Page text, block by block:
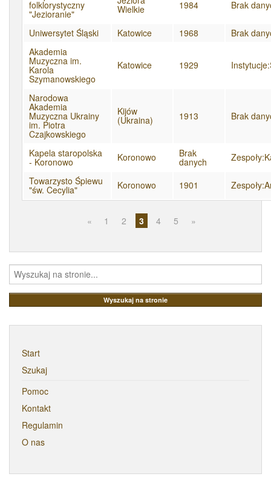
folklorystyczny
"Jezioranie" Wielkie 1984 Brak
Uniwersytet Śląski Katowice 1968
Brak
Akademia
Muzyczna im.
Karola
Szymanowskiego
Katowice 1929
Narodowa
Akademia
Muzyczna Ukrainy
im. Piotra
Czajkowskiego
Kijów
(Ukraina) 1913 Brak
Kapela staropolska
- Koronowo Koronowo Brak
danych
Towarzysto Śpiewu
"św. Cecylia" Koronowo 1901
« 1 2 3 4 5 »
Start
Szukaj
Pomoc
Kontakt
Regulamin
O nas